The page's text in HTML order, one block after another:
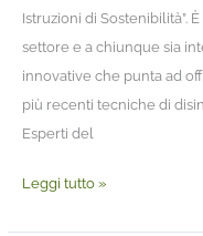
Istruzioni di Sostenibilità”.
settore e a chiunque sia
innovative che punta ad
più recenti tecniche di
Esperti del
Leggi tutto »